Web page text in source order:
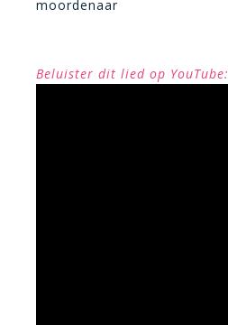
moordenaar
Beluister dit lied op YouTube: